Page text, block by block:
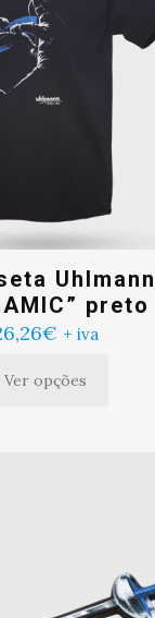
Uhlmann
preto
€ + iva
Ver opções